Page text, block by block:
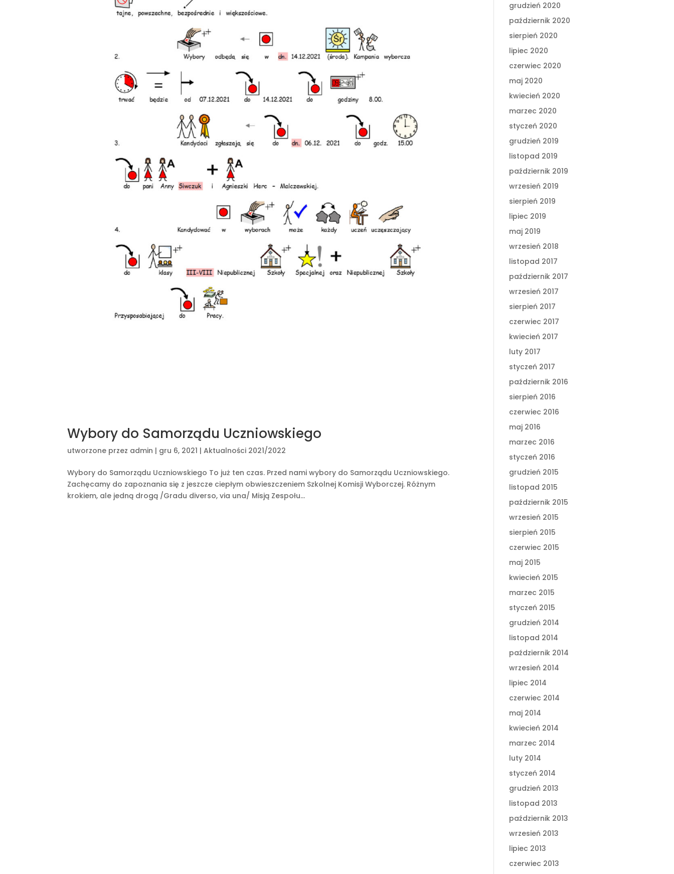
Wybory do Samorządu Uczniowskiego
utworzone przez admin | gru 6, 2021 |Aktualności 2021/2022
Wybory do Samorządu Uczniowskiego To już ten czas. Przed nami wybory do Samorządu Uczniowskiego.
Zachęcamy do zapoznania się z jeszcze ciepłym obwieszczeniem Szkolnej Komisji Wyborczej. Różnym
krokiem, ale jedną drogą /Gradu diverso, via una/ Misją Zespołu...
grudzień 2020
październik 2020
sierpień 2020
lipiec 2020
czerwiec 2020
maj 2020
kwiecień 2020
marzec 2020
styczeń 2020
grudzień 2019
listopad 2019
październik 2019
wrzesień 2019
sierpień 2019
lipiec 2019
maj 2019
wrzesień 2018
listopad 2017
październik 2017
wrzesień 2017
sierpień 2017
czerwiec 2017
kwiecień 2017
luty 2017
styczeń 2017
październik 2016
sierpień 2016
czerwiec 2016
maj 2016
marzec 2016
styczeń 2016
grudzień 2015
listopad 2015
październik 2015
wrzesień 2015
sierpień 2015
czerwiec 2015
maj 2015
kwiecień 2015
marzec 2015
styczeń 2015
grudzień 2014
listopad 2014
październik 2014
wrzesień 2014
lipiec 2014
czerwiec 2014
maj 2014
kwiecień 2014
marzec 2014
luty 2014
styczeń 2014
grudzień 2013
listopad 2013
październik 2013
wrzesień 2013
lipiec 2013
czerwiec 2013